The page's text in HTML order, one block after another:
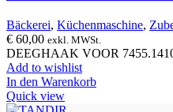
Bäckerei, Küchenmaschine,
€ 60,00 exkl. MWSt.
DEEGHAAK VOOR
Add to wishlist
In den Warenkorb
Quick view